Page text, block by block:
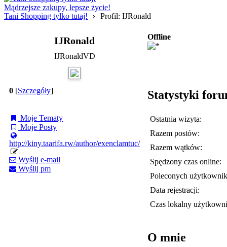
Mądrzejsze zakupy, lepsze życie!
Tani Shopping tylko tutaj!
Profil: IJRonald
IJRonald
IJRonaldVD
0 [Szczegóły]
Moje Tematy
Moje Posty
http://kiny.taarifa.rw/author/exenclamtuc/
Wyślij e-mail
Wyślij pm
Offline
Statystyki
Ostatnia wizyta:
Razem postów:
Razem wątków:
Spędzony czas online:
Poleconych
Data rejestracji:
Czas lokalny
O mnie